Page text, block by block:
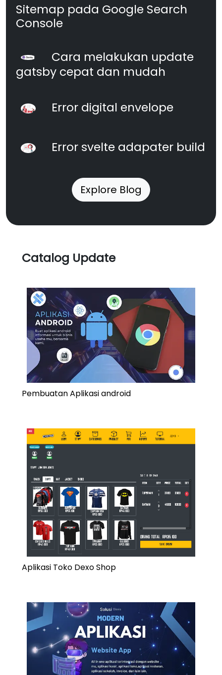
Sitemap pada Google Search
Console
Cara melakukan update
gatsby cepat dan mudah
Error digital envelope
Error svelte adapater build
Explore Blog
Catalog Update
Pembuatan Aplikasi android
Aplikasi Toko Dexo Shop